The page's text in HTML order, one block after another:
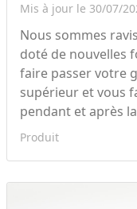
Mis à jour le 30/07/
Nous sommes
doté de nouvelles
faire passer votre
supérieur et vous
pendant et après
Produit